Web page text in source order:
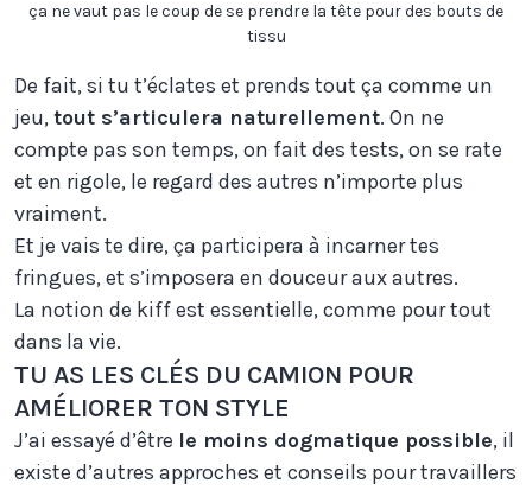
ça ne vaut pas le coup de se prendre la tête pour des bouts de
tissu
De fait, si tu t’éclates et prends tout ça comme un
jeu,tout s’articulera naturellement. On ne
compte pas son temps, on fait des tests, on se rate
et en rigole, le regard des autres n’importe plus
vraiment.
Et je vais te dire, ça participera à incarner tes
fringues, et s’imposera en douceur aux autres.
La notion de kiff est essentielle, comme pour tout
dans la vie.
TU AS LES CLÉS DU CAMION POUR
AMÉLIORER TON STYLE
J’ai essayé d’être le moins dogmatique possible, il
existe d’autres approches et conseils pour travaillers